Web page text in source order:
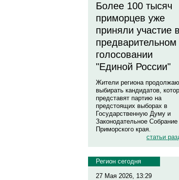
Более 100 тысяч
приморцев уже
приняли участие в
предварительном
голосовании
"Единой России"
Жители региона
выбирать кандидатов,
представят партию на
предстоящих выборах в
Государственную Думу и
Законодательное Собрание
Приморского края.
статьи
Регион сегодня
27 Мая 2026, 13:29